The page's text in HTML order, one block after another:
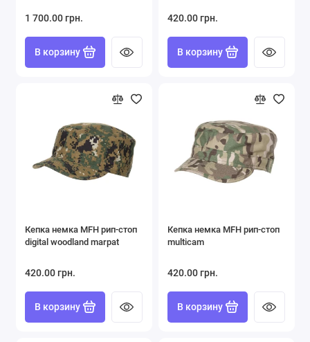
1 700.00 грн.
В корзину
420.00 грн.
В корзину
Кепка немка MFH рип-стоп
digital woodland marpat
420.00 грн.
В корзину
Кепка немка MFH рип-стоп
multicam
420.00 грн.
В корзину